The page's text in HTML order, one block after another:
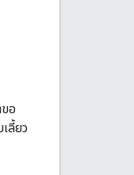
อ
ลี้ยว